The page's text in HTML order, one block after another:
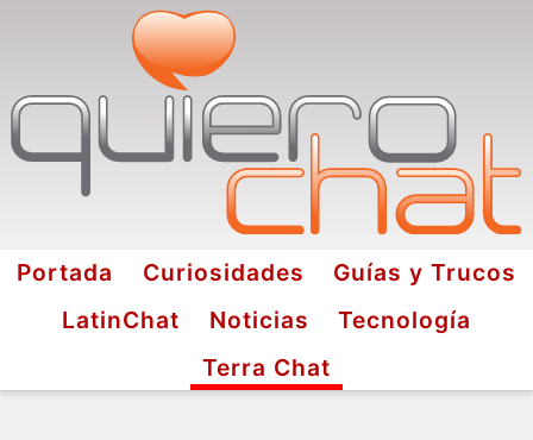
Portada Curiosidades
Guías y Trucos
LatinChat
Noticias
Tecnología
Terra Chat